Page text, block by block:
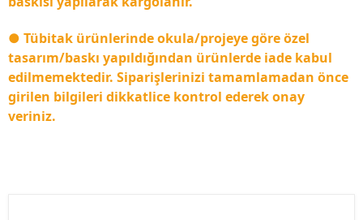
● Tübitak ürünlerinde okula/projeye göre özel
tasarım/baskı yapıldığından ürünlerde iade kabul
edilmemektedir. Siparişlerinizi tamamlamadan önce
girilen bilgileri dikkatlice kontrol ederek onay
veriniz.